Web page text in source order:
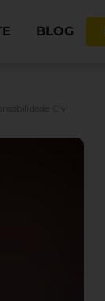
BLOG
Civi